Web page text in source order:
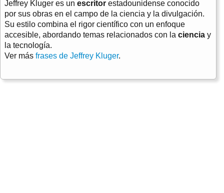
Jeffrey Kluger es un escritor estadounidense conocido
por sus obras en el campo de la ciencia y la divulgación.
Su estilo combina el rigor científico con un enfoque
accesible, abordando temas relacionados con la ciencia y
la tecnología.
Ver más frases de Jeffrey Kluger.